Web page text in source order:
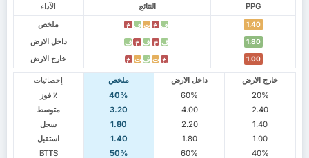
الآداء النتائج
PPG
ملخص
ف خ ت ف خ 1.40
داخل الارض ف خ ف خ ف 1.80
خارج الارض خ ت ف ت خ 1.00
إحصائيات ملخص داخل الارض
خارج الارض
٪ فوز
40% 60%
20%
متوسط
3.20 4.00
2.40
سجل
1.80 2.20
1.40
استقبل
1.40 1.80
1.00
BTTS
50% 60%
40%